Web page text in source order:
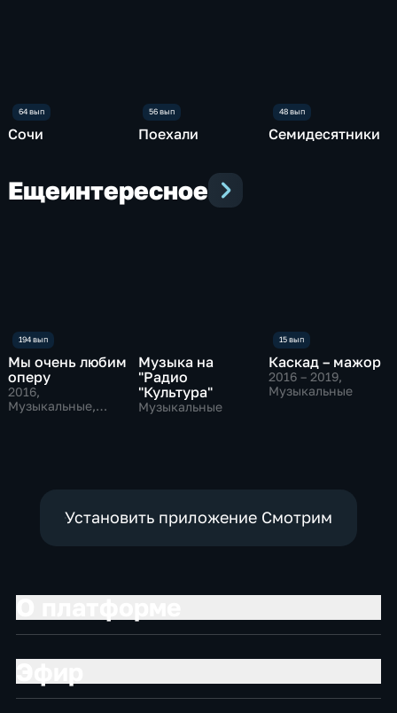
Сочи Поехали Семидесятники
Ещеинтересное
Мы очень любим
оперу
2016,
Музыкальные,
Музыка на
"Радио
"Культура"
Музыкальные
Каскад – мажор
2016 – 2019,
Музыкальные
Установить приложение Смотрим